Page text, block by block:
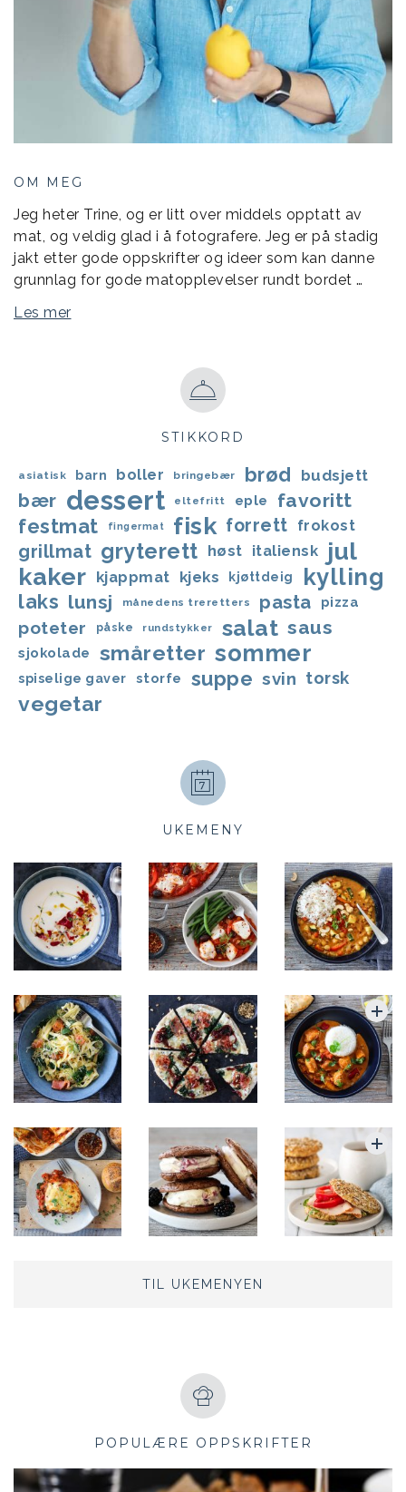
OM MEG
Jeg heter Trine, og er litt over middels opptatt av
mat, og veldig glad i å fotografere. Jeg er på stadig
jakt etter gode oppskrifter og ideer som kan danne
grunnlag for gode matopplevelser rundt bordet …
Les mer
STIKKORD
asiatisk barn boller bringebær brød budsjett
bær dessert eltefritt eple favoritt
festmat fingermat fisk forrett frokost
grillmat gryterett høst italiensk
jul
kaker kjappmat kjeks kjøttdeig kylling
laks lunsj månedens treretters pasta pizza
poteter påske rundstykker salat saus
sjokolade småretter sommer
spiselige gaver storfe suppe svin torsk
vegetar
UKEMENY
TIL UKEMENYEN
POPULÆRE OPPSKRIFTER